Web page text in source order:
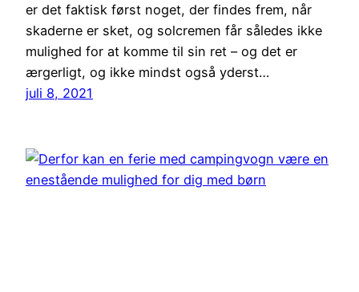
er det faktisk først noget, der findes frem, når
skaderne er sket, og solcremen får således ikke
mulighed for at komme til sin ret – og det er
ærgerligt, og ikke mindst også yderst…
juli 8, 2021